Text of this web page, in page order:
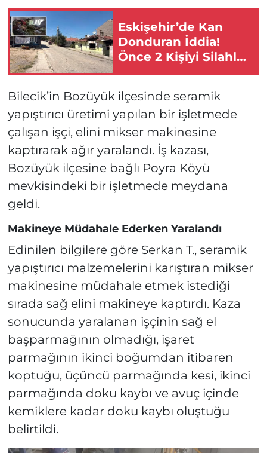
Eskişehir’de Kan
Donduran İddia!
Önce 2 Kişiyi Silahla
Vurdu Sonra Evi
Bilecik’in Bozüyük ilçesinde seramik
yapıştırıcı üretimi yapılan bir işletmede
çalışan işçi, elini mikser makinesine
kaptırarak ağır yaralandı. İş kazası,
Bozüyük ilçesine bağlı Poyra Köyü
mevkisindeki bir işletmede meydana
geldi.
Makineye Müdahale Ederken Yaralandı
Edinilen bilgilere göre Serkan T., seramik
yapıştırıcı malzemelerini karıştıran mikser
makinesine müdahale etmek istediği
sırada sağ elini makineye kaptırdı. Kaza
sonucunda yaralanan işçinin sağ el
başparmağının olmadığı, işaret
parmağının ikinci boğumdan itibaren
koptuğu, üçüncü parmağında kesi, ikinci
parmağında doku kaybı ve avuç içinde
kemiklere kadar doku kaybı oluştuğu
belirtildi.